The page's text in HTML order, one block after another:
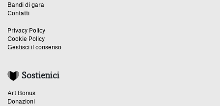
Bandi di gara
Contatti
Privacy Policy
Cookie Policy
Gestisci il consenso
Sostienici
Art Bonus
Donazioni